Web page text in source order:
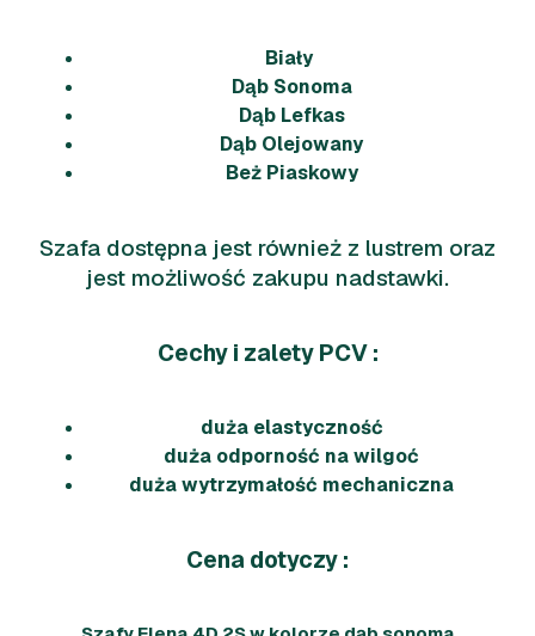
Biały
Dąb Sonoma
Dąb Lefkas
Dąb Olejowany
Beż Piaskowy
Szafa dostępna jest również z lustrem oraz
jest możliwość zakupu nadstawki.
Cechy i zalety PCV :
duża elastyczność
duża odporność na wilgoć
duża wytrzymałość mechaniczna
Cena dotyczy :